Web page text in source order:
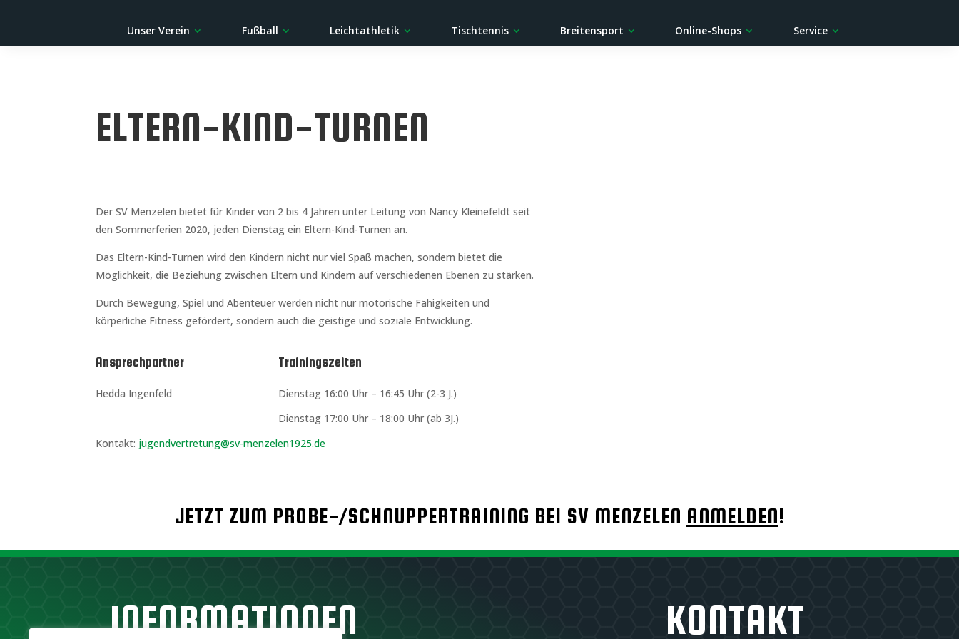
Unser Verein Fußball Leichtathletik Tischtennis Breitensport Online-Shops Service
ELTERN-KIND-TURNEN
Der SV Menzelen bietet für Kinder von 2 bis 4 Jahren unter Leitung von Nancy Kleinefeldt seit
den Sommerferien 2020, jeden Dienstag ein Eltern-Kind-Turnen an.
Das Eltern-Kind-Turnen wird den Kindern nicht nur viel Spaß machen, sondern bietet die
Möglichkeit, die Beziehung zwischen Eltern und Kindern auf verschiedenen Ebenen zu stärken.
Durch Bewegung, Spiel und Abenteuer werden nicht nur motorische Fähigkeiten und
körperliche Fitness gefördert, sondern auch die geistige und soziale Entwicklung.
Ansprechpartner Trainingszeiten
Hedda Ingenfeld
Dienstag 16:00 Uhr – 16:45 Uhr (2-3 J.)
Dienstag 17:00 Uhr – 18:00 Uhr (ab 3J.)
Kontakt: jugendvertretung@sv-menzelen1925.de
JETZT ZUM PROBE-/SCHNUPPERTRAINING BEI SV MENZELEN ANMELDEN!
INFORMATIONEN KONTAKT